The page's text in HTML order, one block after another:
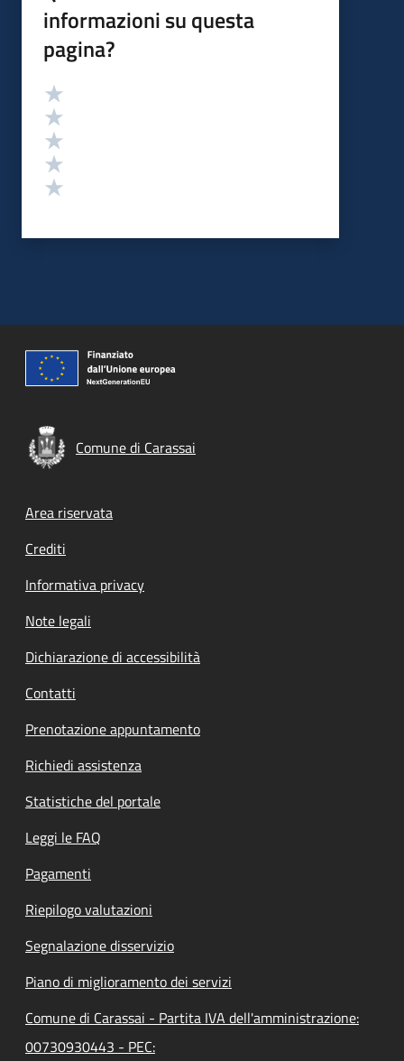
informazioni su questa
pagina?
Valutazione
Comune di Carassai
Footer menu
Area riservata
Crediti
Informativa privacy
Note legali
Dichiarazione di accessibilità
Contatti
Prenotazione appuntamento
Richiedi assistenza
Statistiche del portale
Leggi le FAQ
Pagamenti
Riepilogo valutazioni
Segnalazione disservizio
Piano di miglioramento dei servizi
Comune di Carassai - Partita IVA dell'amministrazione:
00730930443 - PEC: